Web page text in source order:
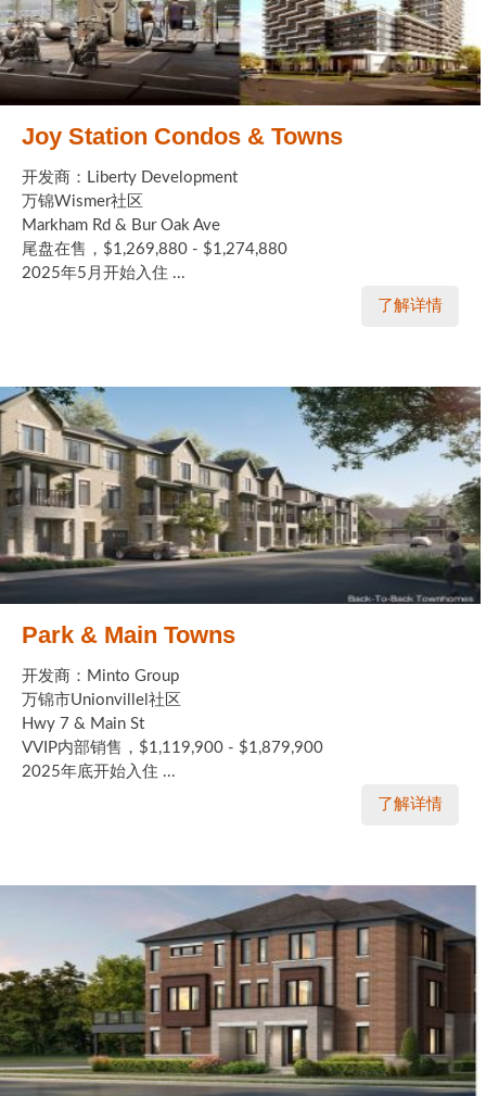
Joy Station Condos & Towns
开发商：Liberty Development
万锦Wismer社区
Markham Rd & Bur Oak Ave
尾盘在售，$1,269,880 - $1,274,880
2025年5月开始入住 ...
了解详情
Park & Main Towns
开发商：Minto Group
万锦市Unionvillel社区
Hwy 7 & Main St
VVIP内部销售，$1,119,900 - $1,879,900
2025年底开始入住 ...
了解详情